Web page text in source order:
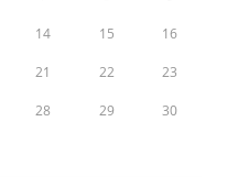
14 15 16
21 22 23
28 29 30